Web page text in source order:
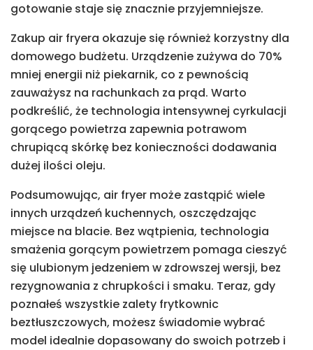
gotowanie staje się znacznie przyjemniejsze.
Zakup air fryera okazuje się również korzystny dla
domowego budżetu. Urządzenie zużywa do 70%
mniej energii niż piekarnik, co z pewnością
zauważysz na rachunkach za prąd. Warto
podkreślić, że technologia intensywnej cyrkulacji
gorącego powietrza zapewnia potrawom
chrupiącą skórkę bez konieczności dodawania
dużej ilości oleju.
Podsumowując, air fryer może zastąpić wiele
innych urządzeń kuchennych, oszczędzając
miejsce na blacie. Bez wątpienia, technologia
smażenia gorącym powietrzem pomaga cieszyć
się ulubionym jedzeniem w zdrowszej wersji, bez
rezygnowania z chrupkości i smaku. Teraz, gdy
poznałeś wszystkie zalety frytkownic
beztłuszczowych, możesz świadomie wybrać
model idealnie dopasowany do swoich potrzeb i